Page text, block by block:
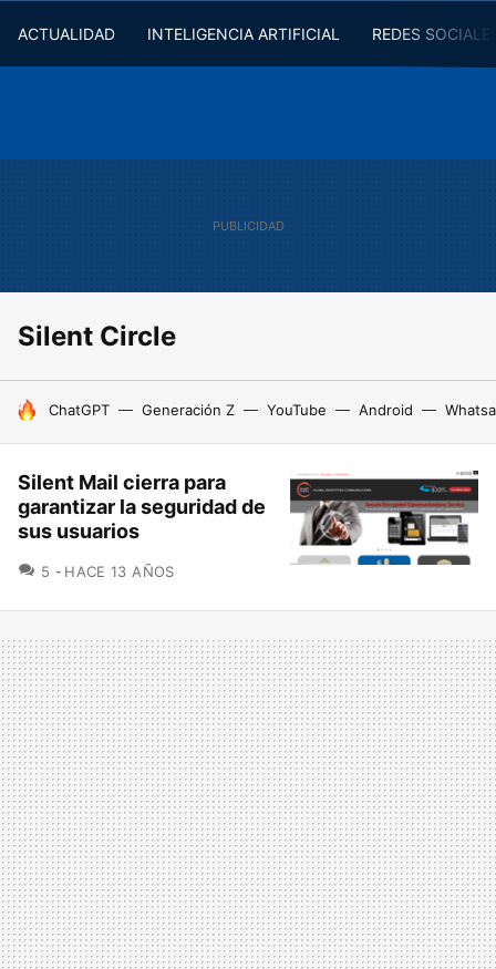
ACTUALIDAD INTELIGENCIA ARTIFICIAL REDES
Silent Circle
HOY SE HABLA DE
ChatGPT Generación Z YouTube Android
Silent Mail cierra para
garantizar la seguridad de
sus usuarios
5 COMENTARIOS
HACE 13 AÑOS